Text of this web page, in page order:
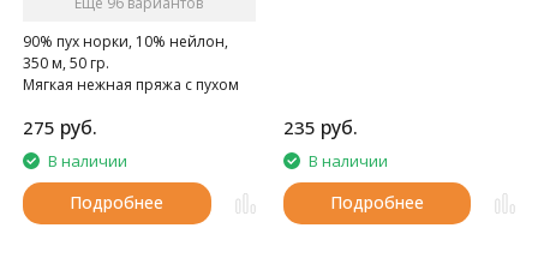
90% пух норки, 10% нейлон,
350 м, 50 гр.
Мягкая нежная пряжа с пухом
275 руб.
В наличии
Подробнее
235 руб.
В наличии
Подробнее